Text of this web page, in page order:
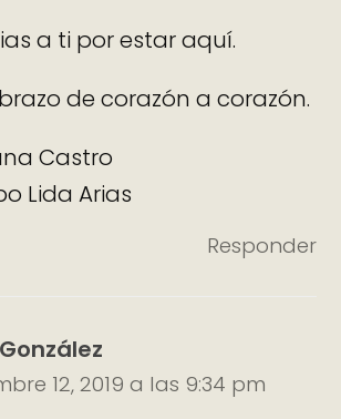
a ti por estar aquí.
de corazón a corazón.
Castro
Lida Arias
Responder
12, 2019 a las 9:34 pm